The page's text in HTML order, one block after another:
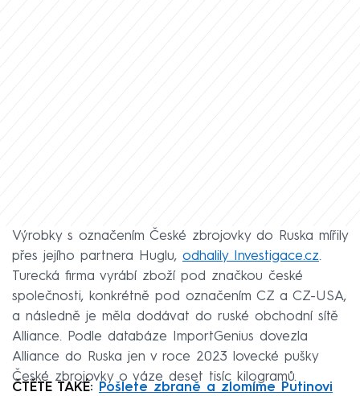
Výrobky s označením České zbrojovky do Ruska mířily
přes jejího partnera Huglu, odhalily Investigace.cz.
Turecká firma vyrábí zboží pod značkou české
společnosti, konkrétně pod označením CZ a CZ-USA,
a následně je měla dodávat do ruské obchodní sítě
Alliance. Podle databáze ImportGenius dovezla
Alliance do Ruska jen v roce 2023 lovecké pušky
České zbrojovky o váze deset tisíc kilogramů.
ČTĚTE TAKÉ: Pošlete zbraně a zlomíme Putinovi